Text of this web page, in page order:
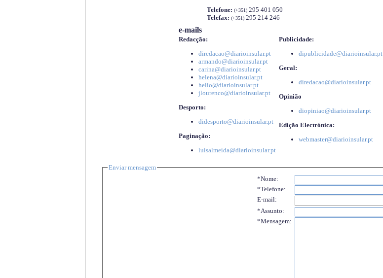
Telefone: (+351)295 401 050
Telefax: (+351)295 214 246
e-mails
Redacção:
diredacao@diarioinsular.pt
armando@diarioinsular.pt
carina@diarioinsular.pt
helena@diarioinsular.pt
helio@diarioinsular.pt
jlourenco@diarioinsular.pt
Desporto:
didesporto@diarioinsular.pt
Paginação:
luisalmeida@diarioinsular.pt
Publicidade:
dipublicidade@diarioinsular.pt
Geral:
diredacao@diarioinsular.pt
Opinião
diopiniao@diarioinsular.pt
Edição Electrónica:
webmaster@diarioinsular.pt
Enviar mensagem
*Nome:
*Telefone:
E-mail:
*Assunto:
*Mensagem: